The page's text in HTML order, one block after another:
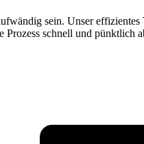
sein. Unser effizientes
Prozess schnell und pünktlich